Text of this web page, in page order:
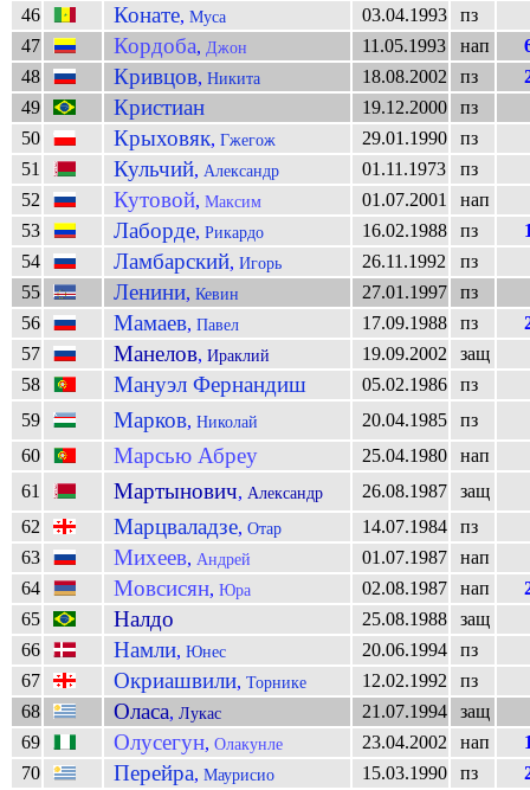
46
Конате, Муса 03.04.1993
пз
47
Кордоба, Джон 11.05.1993 нап
48
Кривцов, Никита 18.08.2002 пз
49
Кристиан 19.12.2000
пз
50
Крыховяк, Гжегож 29.01.1990
пз
51
Кульчий, Александр 01.11.1973
пз
52
Кутовой, Максим 01.07.2001
нап
53
Лаборде, Рикардо 16.02.1988 пз
54
Ламбарский, Игорь 26.11.1992
пз
55
Ленини, Кевин 27.01.1997
пз
56
Мамаев, Павел 17.09.1988 пз
57
Манелов, Ираклий 19.09.2002
защ
58
Мануэл Фернандиш 05.02.1986
пз
59
Марков, Николай 20.04.1985
пз
60
Марсью Абреу 25.04.1980
нап
61
Мартынович, Александр 26.08.1987
защ
62
Марцваладзе, Отар 14.07.1984
пз
63
Михеев, Андрей 01.07.1987
нап
64
Мовсисян, Юра 02.08.1987 нап
65
Налдо 25.08.1988
защ
66
Намли, Юнес 20.06.1994
пз
67
Окриашвили, Торнике 12.02.1992
пз
68
Оласа, Лукас 21.07.1994
защ
69
Олусегун, Олакунле 23.04.2002 нап
70
Перейра, Маурисио 15.03.1990 пз